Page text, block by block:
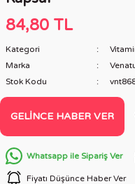
84,80 TL
Kategori
Marka
Stok Kodu
GELINCE HABER VER
Whatsapp ile Sipariş Ver
Fiyatı Düşünce Haber Ver